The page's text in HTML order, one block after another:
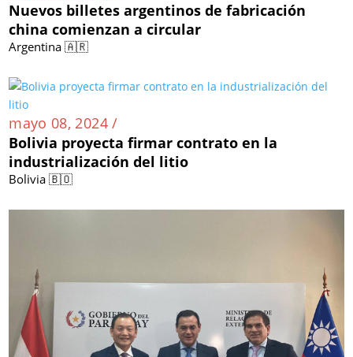
Nuevos billetes argentinos de fabricación
china comienzan a circular
Argentina 🇦🇷
mayo 08, 2024 /
Bolivia proyecta firmar contrato en la
industrialización del litio
Bolivia 🇧🇴